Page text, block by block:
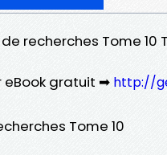
recherches Tome 10
eBook gratuit ➡ http://
Tome 10